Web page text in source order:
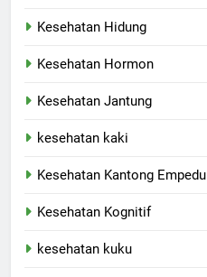
Kesehatan Hidung
Kesehatan Hormon
Kesehatan Jantung
kesehatan kaki
Kesehatan Kantong Empedu
Kesehatan Kognitif
kesehatan kuku